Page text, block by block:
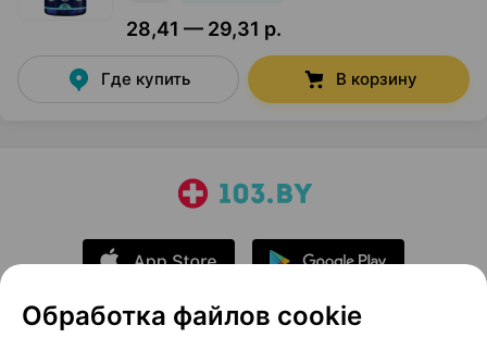
28,41 — 29,31 р.
Где купить В корзину
Обработка файлов cookie